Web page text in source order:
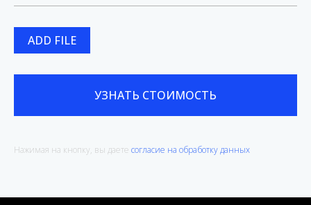
ADD FILE
УЗНАТЬ СТОИМОСТЬ
Нажимая на кнопку, вы даете согласие на обработку данных